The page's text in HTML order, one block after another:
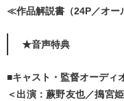
≪作品解説書（24P／オ
★音声特典
■キャスト・監督オーディ
＜出演：蕨野友也／搗宮